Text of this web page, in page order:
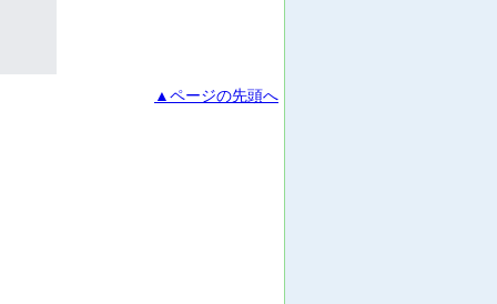
▲ページの先頭へ